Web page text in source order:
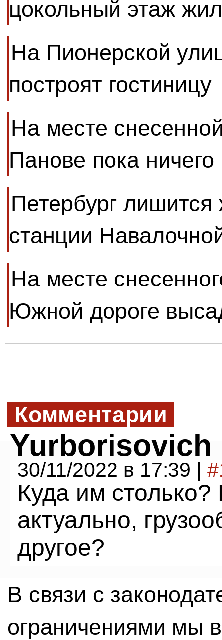
цокольный этаж
На Пионерской
построят гостиницу
На месте
Панове пока ничего
Петербург
станции
На месте
Южной дороге
Комментарии
Yurborisovich
30/11/2022 в 17:39 |
Куда им
актуально,
другое?
В связи с
ограничениями мы